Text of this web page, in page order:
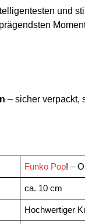
und
– sicher verpackt,
Funko Pop! –
ca. 10 cm
Hochwertiger